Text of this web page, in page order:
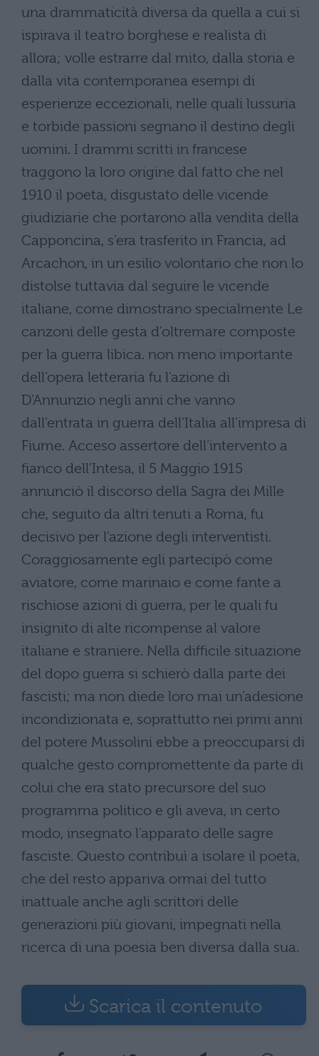
una drammaticità diversa da quella a cui si
ispirava il teatro borghese e realista di
allora; volle estrarre dal mito, dalla storia e
dalla vita contemporanea esempi di
esperienze eccezionali, nelle quali lussuria
e torbide passioni segnano il destino degli
uomini. I drammi scritti in francese
traggono la loro origine dal fatto che nel
1910 il poeta, disgustato delle vicende
giudiziarie che portarono alla vendita della
Capponcina, s’era trasferito in Francia, ad
Arcachon, in un esilio volontario che non lo
distolse tuttavia dal seguire le vicende
italiane, come dimostrano specialmente Le
canzoni delle gesta d’oltremare composte
per la guerra libica. non meno importante
dell’opera letteraria fu l’azione di
D’Annunzio negli anni che vanno
dall’entrata in guerra dell’Italia all’impresa di
Fiume. Acceso assertore dell’intervento a
fianco dell’Intesa, il 5 Maggio 1915
annunciò il discorso della Sagra dei Mille
che, seguito da altri tenuti a Roma, fu
decisivo per l’azione degli interventisti.
Coraggiosamente egli partecipò come
aviatore, come marinaio e come fante a
rischiose azioni di guerra, per le quali fu
insignito di alte ricompense al valore
italiane e straniere. Nella difficile situazione
del dopo guerra si schierò dalla parte dei
fascisti; ma non diede loro mai un’adesione
incondizionata e, soprattutto nei primi anni
del potere Mussolini ebbe a preoccuparsi di
qualche gesto compromettente da parte di
colui che era stato precursore del suo
programma politico e gli aveva, in certo
modo, insegnato l’apparato delle sagre
fasciste. Questo contribuì a isolare il poeta,
che del resto appariva ormai del tutto
inattuale anche agli scrittori delle
generazioni più giovani, impegnati nella
ricerca di una poesia ben diversa dalla sua.
Scarica il contenuto